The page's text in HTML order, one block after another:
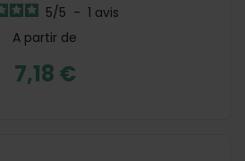
5/5 - 1 avis
A partir de
7,18 €